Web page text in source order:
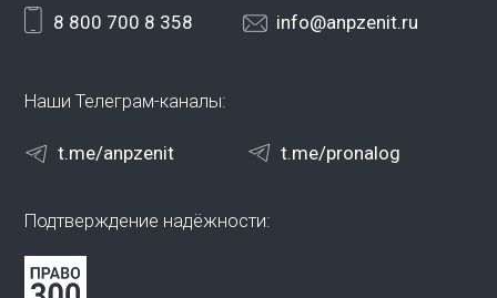
8 800 700 8 358 info@anpzenit.ru
Наши Телеграм-каналы:
t.me/anpzenit t.me/pronalog
Подтверждение надёжности: